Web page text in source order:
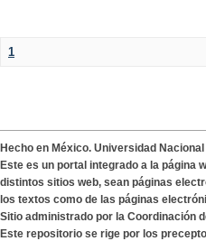
1
Hecho en México. Universidad
Este es un portal integrado a la página
distintos sitios web, sean páginas
los textos como de las páginas
Sitio administrado por la Coordinación
Este repositorio se rige por los